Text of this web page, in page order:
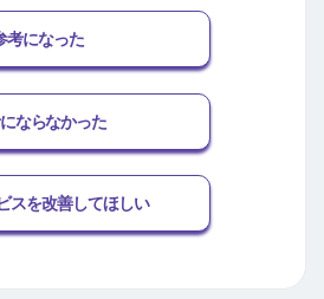
考になった
ならなかった
スを改善してほしい